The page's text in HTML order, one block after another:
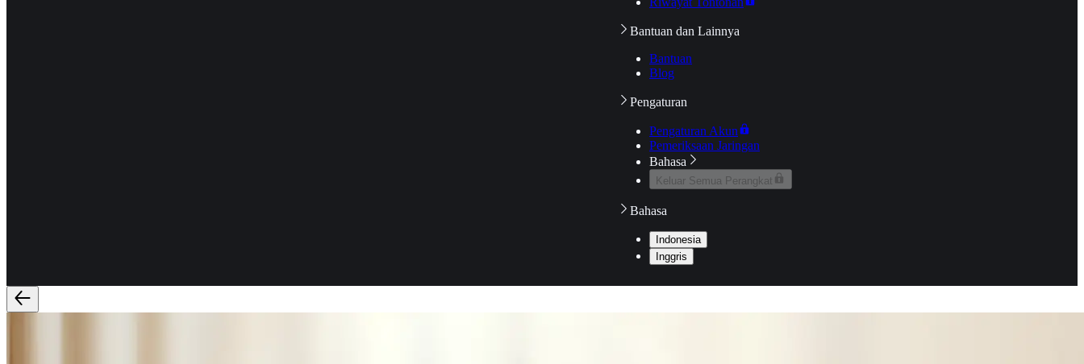
Bantuan dan Lainnya
Bantuan
Blog
Pengaturan
Pengaturan Akun
Pemeriksaan Jaringan
Bahasa
Keluar Semua Perangkat
Bahasa
Indonesia
Inggris